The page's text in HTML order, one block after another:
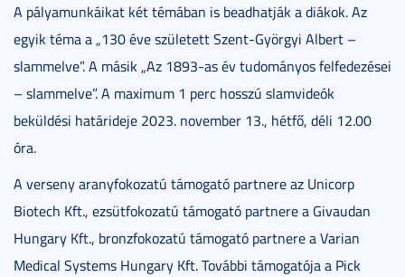
A pályamunkáikat két témában is beadhatják a diákok. Az
egyik téma a „130 éve született Szent-Györgyi Albert –
slammelve”. A másik „Az 1893-as év tudományos felfedezései
– slammelve”. A maximum 1 perc hosszú slamvideók
beküldési határideje 2023. november 13., hétfő, déli 12.00
óra.
A verseny aranyfokozatú támogató partnere az Unicorp
Biotech Kft., ezsütfokozatú támogató partnere a Givaudan
Hungary Kft., bronzfokozatú támogató partnere a Varian
Medical Systems Hungary Kft. További támogatója a Pick